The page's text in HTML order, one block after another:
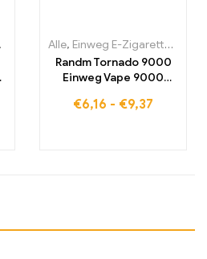
Einweg-E-Zigaretten Belgien,
Alle, Einweg E-Zigaretten
Randm Tornado 9000
Einweg Vape 9000
€6,16 - €9,37